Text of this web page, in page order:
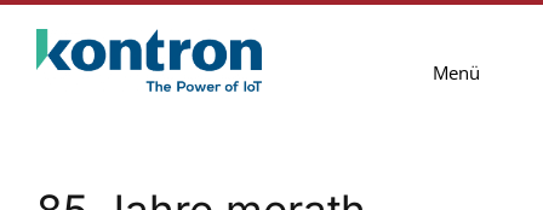
Inhalt
Menü